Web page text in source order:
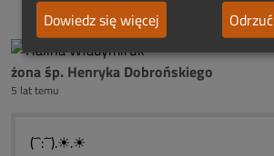
żona śp. Henryka Dobrońskiego
5 lat temu
(¯`:´¯).☀.☀
Dowiedz się więcej
Odrzuć